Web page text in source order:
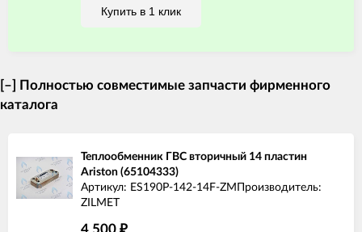
Купить в 1 клик
[–] Полностью совместимые запчасти фирменного
каталога
Теплообменник ГВС вторичный 14 пластин
Ariston (65104333)
Артикул: ES190P-142-14F-ZM
Производитель:
ZILMET
4 500 ₽